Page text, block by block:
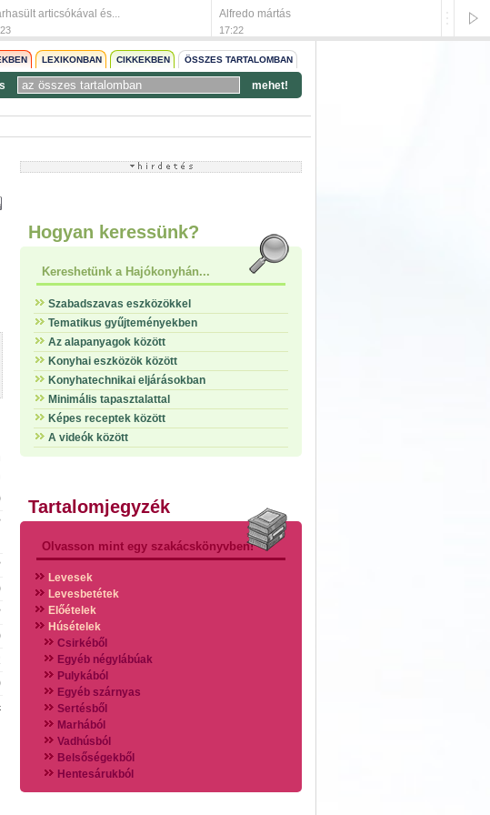
articsókával és... Alfredo mártás
17:22
LEXIKONBAN CIKKEKBEN ÖSSZES TARTALOMBAN
mehet!
Hogyan keressünk?
Kereshetünk a Hajókonyhán...
Szabadszavas eszközökkel
Tematikus gyűjteményekben
Az alapanyagok között
Konyhai eszközök között
Konyhatechnikai eljárásokban
Minimális tapasztalattal
Képes receptek között
A videók között
Tartalomjegyzék
Olvasson mint egy szakácskönyvben!
Levesek
Levesbetétek
Előételek
Húsételek
Csirkéből
Egyéb négylábúak
Pulykából
Egyéb szárnyas
Sertésből
Marhából
Vadhúsból
Belsőségekből
Hentesárukból
Vadszárnyasokból